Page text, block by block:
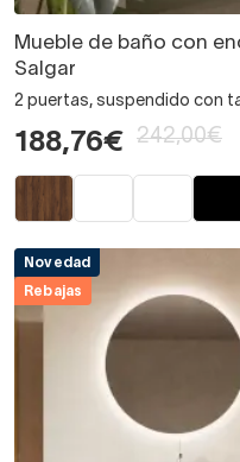
Mueble de baño con
Salgar
2 puertas, suspendido con
188,76€ 242,00€
Novedad
Rebajas